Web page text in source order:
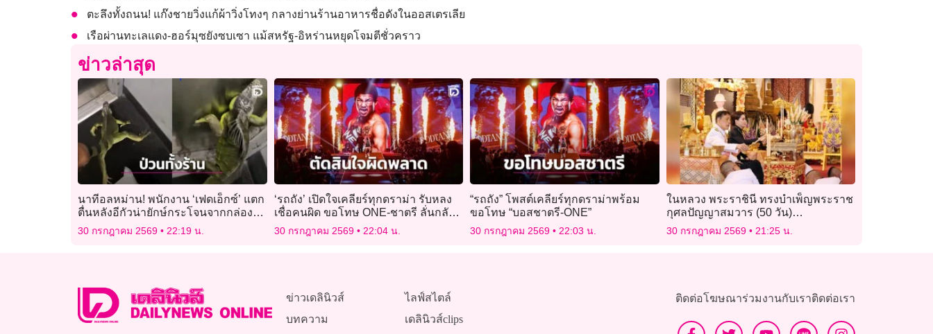
ตะลึงทั้งถนน! แก๊งชายวิ่งแก้ผ้าวิ่งโทงๆ กลางย่านร้านอาหารชื่อดังในออสเตรเลีย
เรือผ่านทะเลแดง-ฮอร์มุซยังซบเซา แม้สหรัฐ-อิหร่านหยุดโจมตีชั่วคราว
ข่าวล่าสุด
นาทีอลหม่าน! พนักงาน ‘เฟดเอ็กซ์’ แตก
ตื่นหลังอีกัวน่ายักษ์กระโจนจากกล่อง
พัสดุกลางร้าน
30 กรกฎาคม 2569 22:19 น.
‘รถถัง’ เปิดใจเคลียร์ทุกดราม่า รับหลง
เชื่อคนผิด ขอโทษ ONE-ชาตรี ลั่นกลับ
มาทวงแชมป์โลก
30 กรกฎาคม 2569 22:04 น.
“รถถัง” โพสต์เคลียร์ทุกดราม่าพร้อม
ขอโทษ “บอสชาตรี-ONE”
30 กรกฎาคม 2569 22:03 น.
ในหลวง พระราชินี ทรงบำเพ็ญพระราช
กุศลปัญญาสมวาร (50 วัน)
พระราชทานพระศพ เจ้าฟ้าพัชรกิติยา
30 กรกฎาคม 2569 21:25 น.
ข่าวเดลินิวส์
บทความ
ไลฟ์สไตล์
เดลินิวส์clips
ติดต่อโฆษณาร่วมงานกับเราติดต่อเรา